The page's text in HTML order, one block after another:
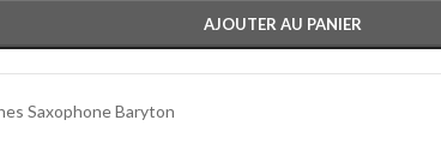
AJOUTER AU PANIER
Saxophone Baryton